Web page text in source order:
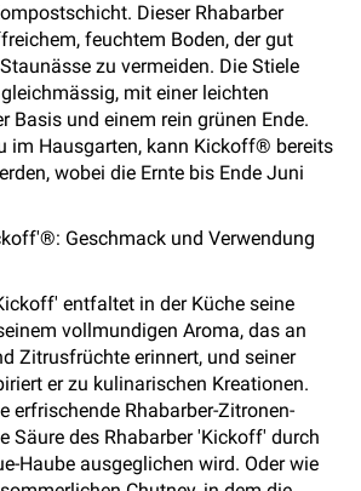
Dieser Rhabarber
feuchtem Boden, der gut
zu vermeiden. Die Stiele
mit einer leichten
Basis und einem rein grünen Ende.
im Hausgarten, kann Kickoff® bereits
wobei die Ernte bis Ende Juni
Geschmack und Verwendung
entfaltet in der Küche seine
vollmundigen Aroma, das an
Zitrusfrüchte erinnert, und seiner
er zu kulinarischen Kreationen.
erfrischende Rhabarber-Zitronen-
Säure des Rhabarber 'Kickoff' durch
Haube ausgeglichen wird. Oder wie